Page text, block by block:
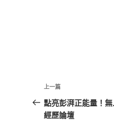
文
章
導
上
一
篇
上一篇
點亮彭湃正能量！
經歷論壇